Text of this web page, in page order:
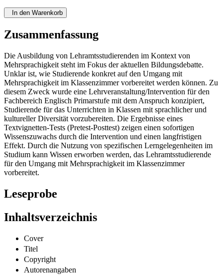
In den Warenkorb
Zusammenfassung
Die Ausbildung von Lehramtsstudierenden im Kontext von
Mehrsprachigkeit steht im Fokus der aktuellen Bildungsdebatte.
Unklar ist, wie Studierende konkret auf den Umgang mit
Mehrsprachigkeit im Klassenzimmer vorbereitet werden können. Zu
diesem Zweck wurde eine Lehrveranstaltung/Intervention für den
Fachbereich Englisch Primarstufe mit dem Anspruch konzipiert,
Studierende für das Unterrichten in Klassen mit sprachlicher und
kultureller Diversität vorzubereiten. Die Ergebnisse eines
Textvignetten-Tests (Pretest-Posttest) zeigen einen sofortigen
Wissenszuwachs durch die Intervention und einen langfristigen
Effekt. Durch die Nutzung von spezifischen Lerngelegenheiten im
Studium kann Wissen erworben werden, das Lehramtsstudierende
für den Umgang mit Mehrsprachigkeit im Klassenzimmer
vorbereitet.
Leseprobe
Inhaltsverzeichnis
Cover
Titel
Copyright
Autorenangaben